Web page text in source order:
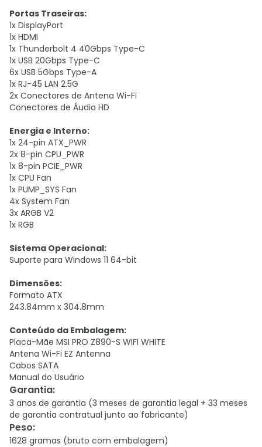
Portas Traseiras:
1x DisplayPort
1x HDMI
1x Thunderbolt 4 40Gbps Type-C
1x USB 20Gbps Type-C
6x USB 5Gbps Type-A
1x RJ-45 LAN 2.5G
2x Conectores de Antena Wi-Fi
Conectores de Áudio HD
Energia e Interno:
1x 24-pin ATX_PWR
2x 8-pin CPU_PWR
1x 8-pin PCIE_PWR
1x CPU Fan
1x PUMP_SYS Fan
4x System Fan
3x ARGB V2
1x RGB
Sistema Operacional:
Suporte para Windows 11 64-bit
Dimensões:
Formato ATX
243.84mm x 304.8mm
Conteúdo da Embalagem:
Placa-Mãe MSI PRO Z890-S WIFI WHITE
Antena Wi-Fi EZ Antenna
Cabos SATA
Manual do Usuário
Garantia:
3 anos de garantia (3 meses de garantia legal + 33 meses
de garantia contratual junto ao fabricante)
Peso:
1628 gramas (bruto com embalagem)